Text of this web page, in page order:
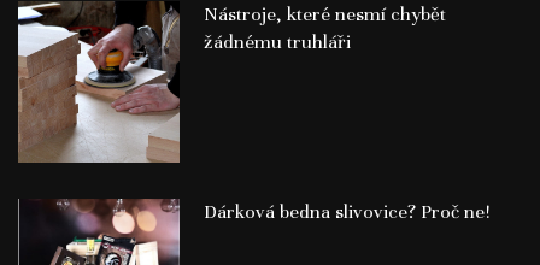
Nástroje, které nesmí chybět
žádnému truhláři
Dárková bedna slivovice? Proč ne!